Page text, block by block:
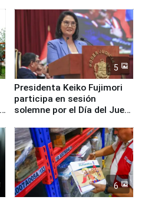
5
Presidenta Keiko Fujimori
participa en sesión
solemne por el Día del Juez
6